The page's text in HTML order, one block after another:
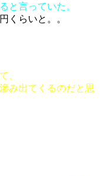
と言っていた。
くらいと。。
、
み出てくるのだと思